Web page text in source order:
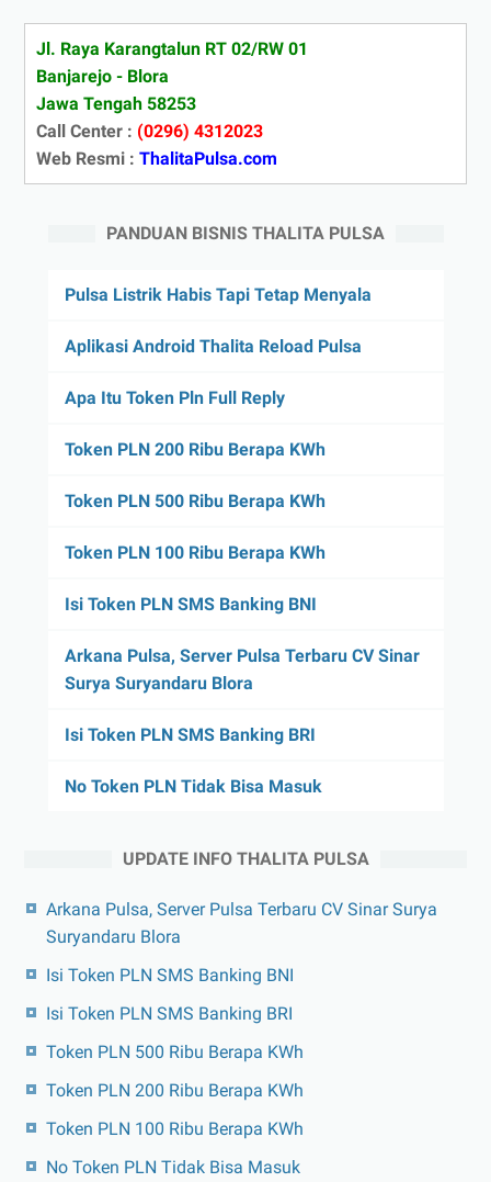
Jl. Raya Karangtalun RT 02/RW 01
Banjarejo - Blora
Jawa Tengah 58253
Call Center : (0296) 4312023
Web Resmi : ThalitaPulsa.com
PANDUAN BISNIS THALITA PULSA
Pulsa Listrik Habis Tapi Tetap Menyala
Aplikasi Android Thalita Reload Pulsa
Apa Itu Token Pln Full Reply
Token PLN 200 Ribu Berapa KWh
Token PLN 500 Ribu Berapa KWh
Token PLN 100 Ribu Berapa KWh
Isi Token PLN SMS Banking BNI
Arkana Pulsa, Server Pulsa Terbaru CV Sinar
Surya Suryandaru Blora
Isi Token PLN SMS Banking BRI
No Token PLN Tidak Bisa Masuk
UPDATE INFO THALITA PULSA
Arkana Pulsa, Server Pulsa Terbaru CV Sinar Surya
Suryandaru Blora
Isi Token PLN SMS Banking BNI
Isi Token PLN SMS Banking BRI
Token PLN 500 Ribu Berapa KWh
Token PLN 200 Ribu Berapa KWh
Token PLN 100 Ribu Berapa KWh
No Token PLN Tidak Bisa Masuk